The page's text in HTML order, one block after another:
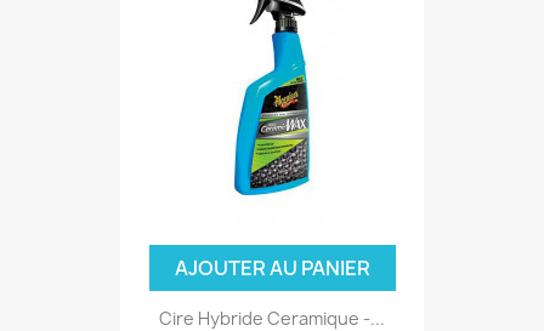
AJOUTER AU PANIER
Cire Hybride Ceramique -...